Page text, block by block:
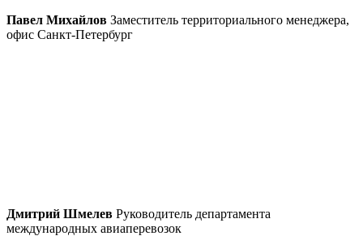
Павел Михайлов Заместитель территориального менеджера,
офис Санкт-Петербург
Дмитрий Шмелев Руководитель департамента
международных авиаперевозок